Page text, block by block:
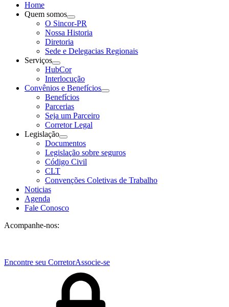
Home
Quem somos
O Sincor-PR
Nossa Historia
Diretoria
Sede e Delegacias Regionais
Serviços
HubCor
Interlocução
Convênios e Benefícios
Benefícios
Parcerias
Seja um Parceiro
Corretor Legal
Legislação
Documentos
Legislação sobre seguros
Código Civil
CLT
Convenções Coletivas de Trabalho
Noticias
Agenda
Fale Conosco
Acompanhe-nos:
Encontre seu CorretorAssocie-se